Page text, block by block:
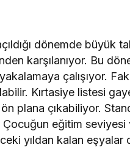
dönemde büyük
karşılanıyor. Bu
çalışıyor.
Kırtasiye listesi
plana çıkabiliyor.
eğitim
yıldan kalan eşyalar